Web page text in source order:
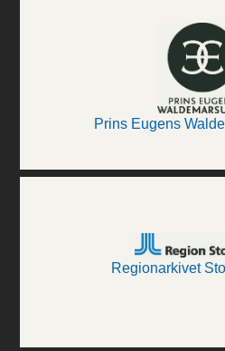
Prins Eugens
Regionarkivet